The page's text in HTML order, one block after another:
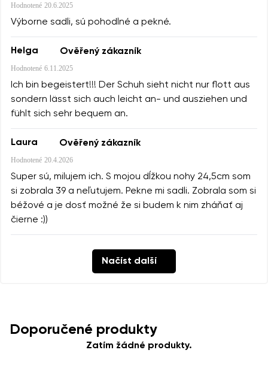
Hodnotené 20.6.2025
Výborne sadli, sú pohodlné a pekné.
Helga Ověřený zákazník
Hodnotené 6.11.2025
Ich bin begeistert!!! Der Schuh sieht nicht nur flott aus
sondern lässt sich auch leicht an- und ausziehen und
fühlt sich sehr bequem an.
Laura Ověřený zákazník
Hodnotené 20.4.2026
Super sú, milujem ich. S mojou dĺžkou nohy 24,5cm som
si zobrala 39 a neľutujem. Pekne mi sadli. Zobrala som si
béžové a je dosť možné že si budem k nim zháňať aj
čierne :))
Načíst další
Doporučené produkty
Zatím žádné produkty.